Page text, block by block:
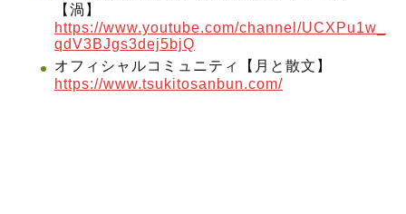
【渦】
https://www.youtube.com/channel/UCXPu1w_
qdV3BJgs3dej5bjQ
オフィシャルコミュニティ【月と散文】
https://www.tsukitosanbun.com/